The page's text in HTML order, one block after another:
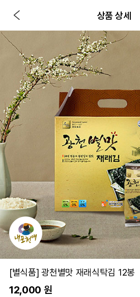
상품 상세
[별식품] 광천별맛 재래식탁김 12봉
12,000 원